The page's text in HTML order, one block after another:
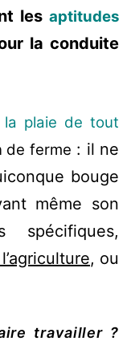
les aptitudes
la conduite
la plaie de tout
de ferme : il ne
bouge
même son
, ou
travailler ?